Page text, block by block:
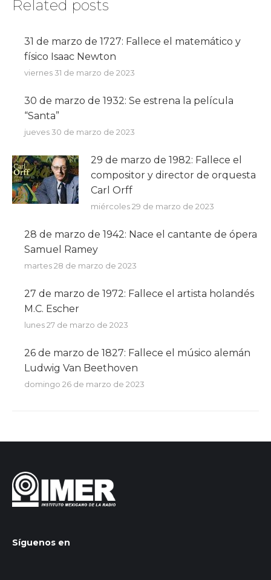
Related posts
31 de marzo de 1727: Fallece el matemático y
físico Isaac Newton
viernes 31 de marzo de 2023
30 de marzo de 1932: Se estrena la película
“Santa”
jueves 30 de marzo de 2023
29 de marzo de 1982: Fallece el
compositor y director de orquesta
Carl Orff
miércoles 29 de marzo de 2023
28 de marzo de 1942: Nace el cantante de ópera
Samuel Ramey
martes 28 de marzo de 2023
27 de marzo de 1972: Fallece el artista holandés
M.C. Escher
lunes 27 de marzo de 2023
26 de marzo de 1827: Fallece el músico alemán
Ludwig Van Beethoven
domingo 26 de marzo de 2023
Síguenos en